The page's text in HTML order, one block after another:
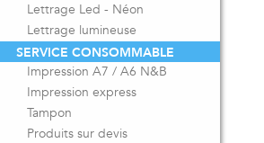
Lettrage Led - Néon
Lettrage lumineuse
SERVICE CONSOMMABLE
Impression A7 / A6 N&B
Impression express
Tampon
Produits sur devis